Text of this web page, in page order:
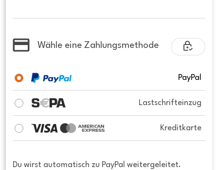
Wähle eine Zahlungsmethode
PayPal
Lastschrifteinzug
Kreditkarte
Du wirst automatisch zu PayPal weitergeleitet.